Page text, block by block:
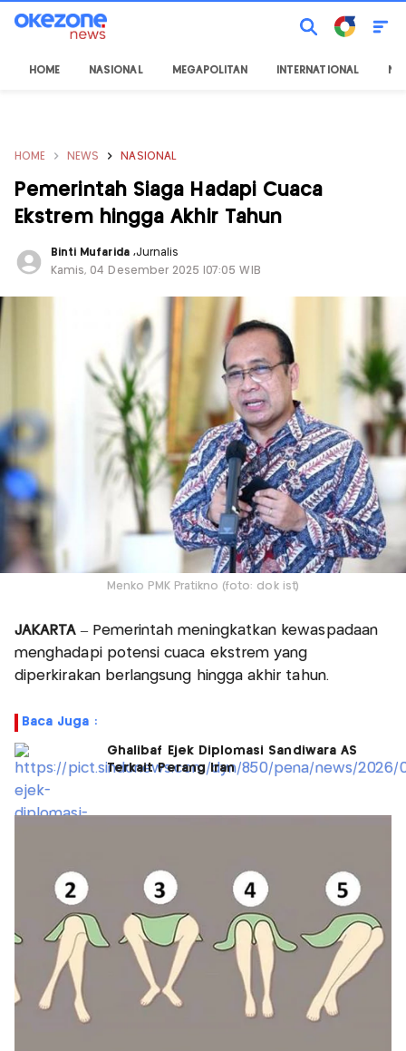
HOME NASIONAL MEGAPOLITAN INTERNATIONAL
HOME NEWS NASIONAL
Pemerintah Siaga Hadapi Cuaca
Ekstrem hingga Akhir Tahun
Binti Mufarida ,Jurnalis
Kamis, 04 Desember 2025 |07:05 WIB
Menko PMK Pratikno (foto: dok ist)
JAKARTA– Pemerintah meningkatkan kewaspadaan
menghadapi potensi cuaca ekstrem yang
diperkirakan berlangsung hingga akhir tahun.
Baca Juga :
Ghalibaf Ejek Diplomasi Sandiwara AS
Terkait Perang Iran